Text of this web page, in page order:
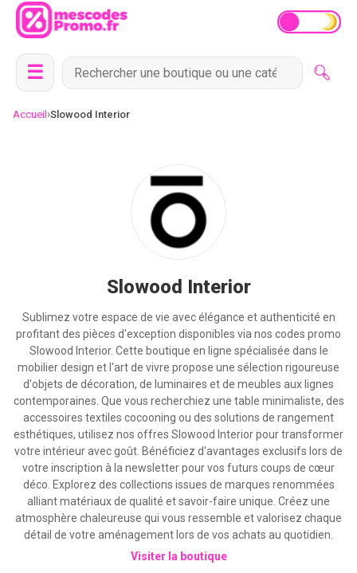
☰
Accueil ›Slowood Interior
Slowood Interior
Sublimez votre espace de vie avec élégance et authenticité en
profitant des pièces d'exception disponibles via nos codes promo
Slowood Interior. Cette boutique en ligne spécialisée dans le
mobilier design et l'art de vivre propose une sélection rigoureuse
d'objets de décoration, de luminaires et de meubles aux lignes
contemporaines. Que vous recherchiez une table minimaliste, des
accessoires textiles cocooning ou des solutions de rangement
esthétiques, utilisez nos offres Slowood Interior pour transformer
votre intérieur avec goût. Bénéficiez d'avantages exclusifs lors de
votre inscription à la newsletter pour vos futurs coups de cœur
déco. Explorez des collections issues de marques renommées
alliant matériaux de qualité et savoir-faire unique. Créez une
atmosphère chaleureuse qui vous ressemble et valorisez chaque
détail de votre aménagement lors de vos achats au quotidien.
Visiter la boutique